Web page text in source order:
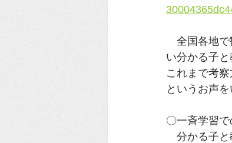
全国各地で
い分かる子
これまで考
というお声
〇一斉学習
分かる子と